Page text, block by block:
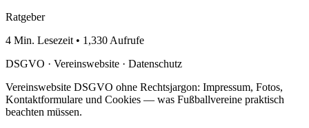
Ratgeber
4 Min. Lesezeit • 1,330 Aufrufe
DSGVO · Vereinswebsite · Datenschutz
Vereinswebsite DSGVO ohne Rechtsjargon: Impressum, Fotos,
Kontaktformulare und Cookies — was Fußballvereine praktisch
beachten müssen.